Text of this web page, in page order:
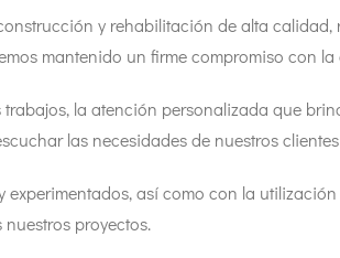
y rehabilitación de alta
mantenido un firme compromiso con
trabajos, la atención personalizada que
las necesidades de nuestros
experimentados, así como con la
nuestros proyectos.